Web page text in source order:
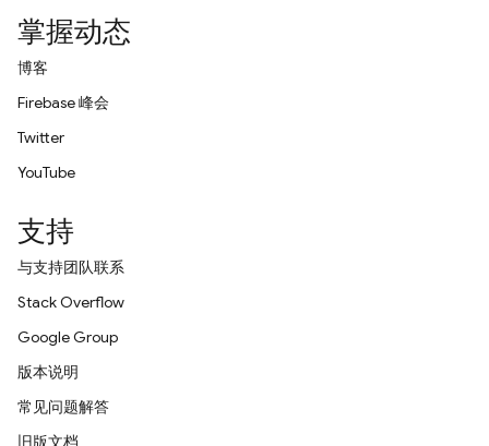
掌握动态
博客
Firebase 峰会
Twitter
YouTube
支持
与支持团队联系
Stack Overflow
Google Group
版本说明
常见问题解答
旧版文档